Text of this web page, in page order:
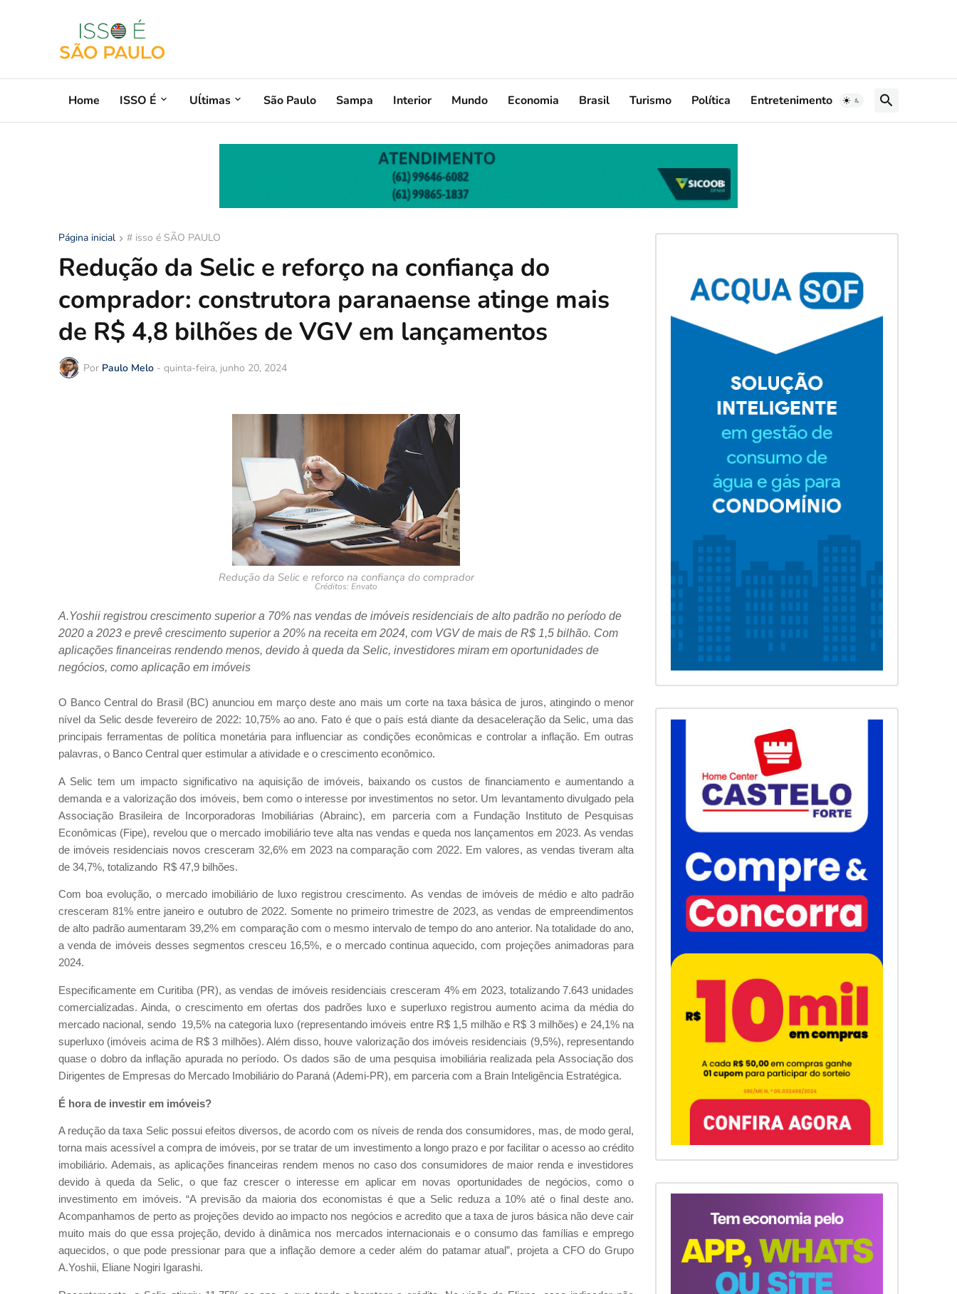
Home ISSO É Uĺtimas São Paulo Sampa Interior Mundo Economia Brasil Turismo Política Entretenimento
Página inicial # isso é SÃO PAULO
Redução da Selic e reforço na confiança do
comprador: construtora paranaense atinge mais
de R$ 4,8 bilhões de VGV em lançamentos
Por Paulo Melo - quinta-feira, junho 20, 2024
Redução da Selic e reforço na confiança do comprador
Créditos: Envato
A.Yoshii registrou crescimento superior a 70% nas vendas de imóveis residenciais de alto padrão no período de
2020 a 2023 e prevê crescimento superior a 20% na receita em 2024, com VGV de mais de R$ 1,5 bilhão. Com
aplicações financeiras rendendo menos, devido à queda da Selic, investidores miram em oportunidades de
negócios, como aplicação em imóveis
O Banco Central do Brasil (BC) anunciou em março deste ano mais um corte na taxa básica de juros, atingindo o menor
nível da Selic desde fevereiro de 2022: 10,75% ao ano. Fato é que o país está diante da desaceleração da Selic, uma das
principais ferramentas de política monetária para influenciar as condições econômicas e controlar a inflação. Em outras
palavras, o Banco Central quer estimular a atividade e o crescimento econômico.
A Selic tem um impacto significativo na aquisição de imóveis, baixando os custos de financiamento e aumentando a
demanda e a valorização dos imóveis, bem como o interesse por investimentos no setor. Um levantamento divulgado pela
Associação Brasileira de Incorporadoras Imobiliárias (Abrainc), em parceria com a Fundação Instituto de Pesquisas
Econômicas (Fipe), revelou que o mercado imobiliário teve alta nas vendas e queda nos lançamentos em 2023. As vendas
de imóveis residenciais novos cresceram 32,6% em 2023 na comparação com 2022. Em valores, as vendas tiveram alta
de 34,7%, totalizando R$ 47,9 bilhões.
Com boa evolução, o mercado imobiliário de luxo registrou crescimento. As vendas de imóveis de médio e alto padrão
cresceram 81% entre janeiro e outubro de 2022. Somente no primeiro trimestre de 2023, as vendas de empreendimentos
de alto padrão aumentaram 39,2% em comparação com o mesmo intervalo de tempo do ano anterior. Na totalidade do ano,
a venda de imóveis desses segmentos cresceu 16,5%, e o mercado continua aquecido, com projeções animadoras para
2024.
Especificamente em Curitiba (PR), as vendas de imóveis residenciais cresceram 4% em 2023, totalizando 7.643 unidades
comercializadas. Ainda, o crescimento em ofertas dos padrões luxo e superluxo registrou aumento acima da média do
mercado nacional, sendo 19,5% na categoria luxo (representando imóveis entre R$ 1,5 milhão e R$ 3 milhões) e 24,1% na
superluxo (imóveis acima de R$ 3 milhões). Além disso, houve valorização dos imóveis residenciais (9,5%), representando
quase o dobro da inflação apurada no período. Os dados são de uma pesquisa imobiliária realizada pela Associação dos
Dirigentes de Empresas do Mercado Imobiliário do Paraná (Ademi-PR), em parceria com a Brain Inteligência Estratégica.
É hora de investir em imóveis?
A redução da taxa Selic possui efeitos diversos, de acordo com os níveis de renda dos consumidores, mas, de modo geral,
torna mais acessível a compra de imóveis, por se tratar de um investimento a longo prazo e por facilitar o acesso ao crédito
imobiliário. Ademais, as aplicações financeiras rendem menos no caso dos consumidores de maior renda e investidores
devido à queda da Selic, o que faz crescer o interesse em aplicar em novas oportunidades de negócios, como o
investimento em imóveis. “A previsão da maioria dos economistas é que a Selic reduza a 10% até o final deste ano.
Acompanhamos de perto as projeções devido ao impacto nos negócios e acredito que a taxa de juros básica não deve cair
muito mais do que essa projeção, devido à dinâmica nos mercados internacionais e o consumo das famílias e emprego
aquecidos, o que pode pressionar para que a inflação demore a ceder além do patamar atual”, projeta a CFO do Grupo
A.Yoshii, Eliane Nogiri Igarashi.